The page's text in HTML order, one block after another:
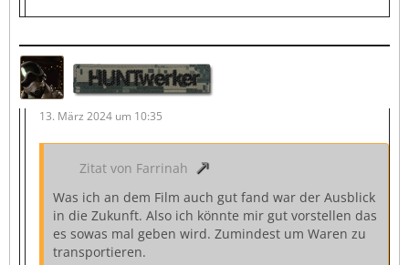
HUNTwerker
13. März 2024 um 10:35
Zitat von Farrinah
Was ich an dem Film auch gut fand war der Ausblick
in die Zukunft. Also ich könnte mir gut vorstellen das
es sowas mal geben wird. Zumindest um Waren zu
transportieren.